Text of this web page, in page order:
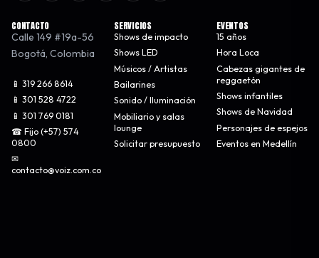
CONTACTO
Calle 149 #19a-56
Bogotá, Colombia
📱 319 266 8614
📱 301 528 4722
📱 301 769 0181
☎ Fijo (+57) 574
0800
✉
contacto@voiz.com.co
SERVICIOS
Shows de impacto
Shows LED
Músicos / Artistas
Bailarines
Sonido / Iluminación
Mobiliario y salas
lounge
Solicitar presupuesto
EVENTOS
15 años
Hora Loca
Cabezas gigantes de
reggaetón
Shows infantiles
Shows de Navidad
Personajes de espejos
Eventos en Medellín